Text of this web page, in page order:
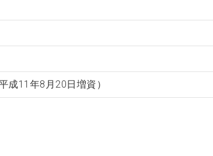
成11年8月20日増資）